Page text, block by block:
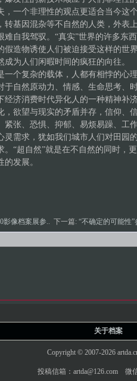
，一个非理性的观点更适合当今这
转基因混杂等不自然的人类，外表
自我驾驭。“真实”世界的许多东
假造物诱使人们被迫接受这样的世
为人们闲暇时间的疯狂的向往。
一个复杂的载体，人都有相悖的心
于自然原动力、情感、生命思考、
经济消费时代异化人的一种精神补
，欲望与现实的矛盾并存，信仰、
紧张、恐惧、抑郁、易烦易躁、工
灵需求，犹如我们城市人们对田园
“超自然”就是在不自然的同时，
发展。
影像档案展参.. 下一篇:“不确定的可能性
关于档案
Copyright © 2007-2026
投稿信箱：artda@126.com 微